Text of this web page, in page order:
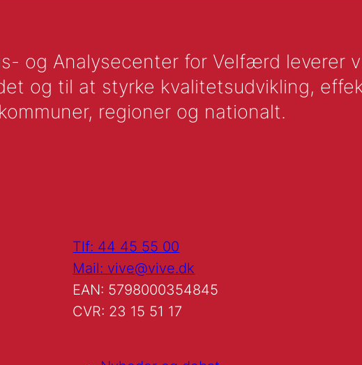
og Analysecenter for Velfærd leverer
og til at styrke kvalitetsudvikling,
regioner og nationalt.
Tlf: 44 45 55 00
Mail: vive@vive.dk
EAN: 5798000354845
CVR: 23 15 51 17